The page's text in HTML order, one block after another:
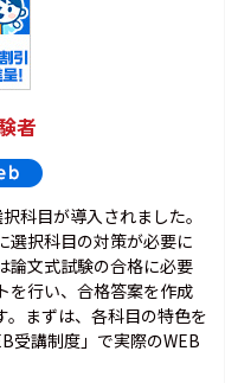
者
科目が導入されました。
選択科目の対策が必要に
論文式試験の合格に必要
を行い、合格答案を作成
。まずは、各科目の特色を
受講制度」で実際のWEB